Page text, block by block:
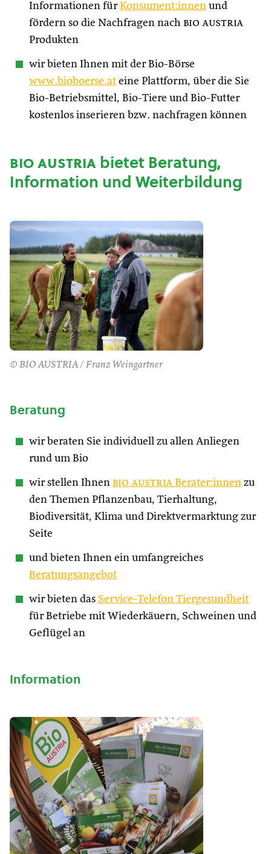
Informationen fürKonsument:innen und
fördern so die Nachfragen nach bio austria
Produkten
wir bieten Ihnen mit der Bio-Börse
www.bioboerse.at eine Plattform, über die Sie
Bio-Betriebsmittel, Bio-Tiere und Bio-Futter
kostenlos inserieren bzw. nachfragen können
bio austriabietet Beratung,
Information und Weiterbildung
© BIO AUSTRIA / Franz Weingartner
Beratung
wir beraten Sie individuell zu allen Anliegen
rund um Bio
wir stellen Ihnen bio austria Berater:innen zu
den Themen Pflanzenbau, Tierhaltung,
Biodiversität, Klima und Direktvermarktung zur
Seite
und bieten Ihnen ein umfangreiches
Beratungsangebot
wir bieten das Service-Telefon Tiergesundheit
für Betriebe mit Wiederkäuern, Schweinen und
Geflügel an
Information